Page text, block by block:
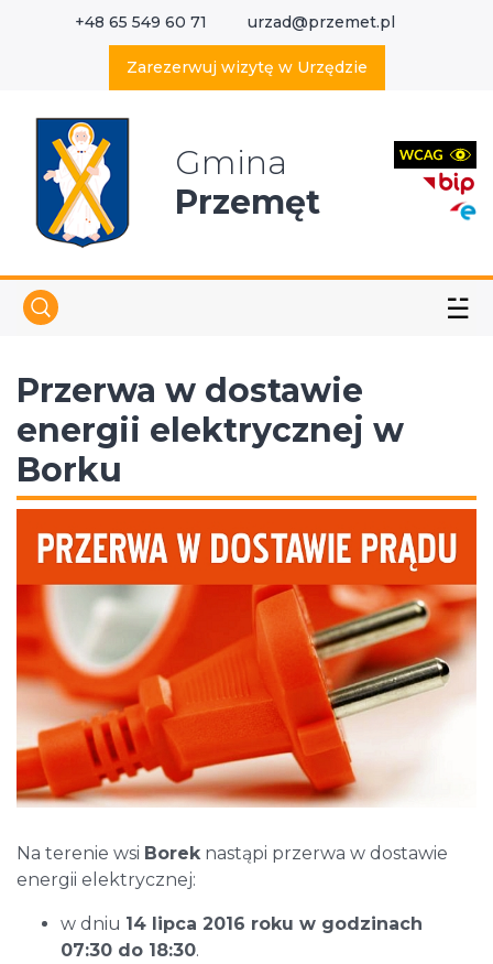
+48 65 549 60 71 urzad@przemet.pl
Zarezerwuj wizytę w Urzędzie
Gmina
Przemęt
☱
Przerwa w dostawie
energii elektrycznej w
Borku
Na terenie wsi Boreknastąpi przerwa w dostawie
energii elektrycznej:
w dniu 14 lipca 2016 roku w godzinach
07:30 do 18:30.
Wyszukaj w serwisie